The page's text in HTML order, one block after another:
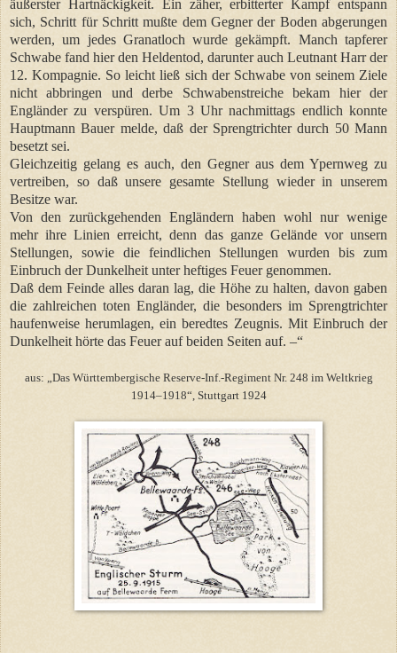
äußerster Hartnäckigkeit. Ein zäher, erbitterter Kampf entspann
sich, Schritt für Schritt mußte dem Gegner der Boden abgerungen
werden, um jedes Granatloch wurde gekämpft. Manch tapferer
Schwabe fand hier den Heldentod, darunter auch Leutnant Harr der
12. Kompagnie. So leicht ließ sich der Schwabe von seinem Ziele
nicht abbringen und derbe Schwabenstreiche bekam hier der
Engländer zu verspüren. Um 3 Uhr nachmittags endlich konnte
Hauptmann Bauer melde, daß der Sprengtrichter durch 50 Mann
besetzt sei.
Gleichzeitig gelang es auch, den Gegner aus dem Ypernweg zu
vertreiben, so daß unsere gesamte Stellung wieder in unserem
Besitze war.
Von den zurückgehenden Engländern haben wohl nur wenige
mehr ihre Linien erreicht, denn das ganze Gelände vor unsern
Stellungen, sowie die feindlichen Stellungen wurden bis zum
Einbruch der Dunkelheit unter heftiges Feuer genommen.
Daß dem Feinde alles daran lag, die Höhe zu halten, davon gaben
die zahlreichen toten Engländer, die besonders im Sprengtrichter
haufenweise herumlagen, ein beredtes Zeugnis. Mit Einbruch der
Dunkelheit hörte das Feuer auf beiden Seiten auf. –“
aus: „Das Württembergische Reserve-Inf.-Regiment Nr. 248 im Weltkrieg
1914–1918“, Stuttgart 1924